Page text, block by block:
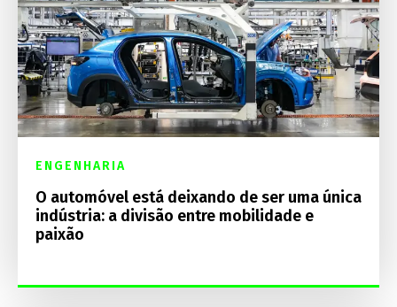
ENGENHARIA
O automóvel está deixando de ser uma única
indústria: a divisão entre mobilidade e
paixão